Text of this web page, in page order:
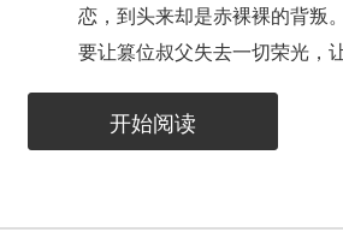
恋，到头来却是赤裸裸的背叛
要让篡位叔父失去一切荣光，
条通往王座的血路。复仇之火
开始阅读